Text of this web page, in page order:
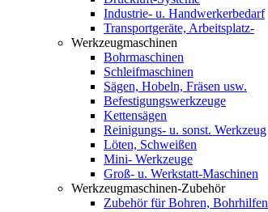
Industrie- u. Handwerkerbedarf
Transportgeräte, Arbeitsplatz-
Werkzeugmaschinen
Bohrmaschinen
Schleifmaschinen
Sägen, Hobeln, Fräsen usw.
Befestigungswerkzeuge
Kettensägen
Reinigungs- u. sonst. Werkzeug
Löten, Schweißen
Mini- Werkzeuge
Groß- u. Werkstatt-Maschinen
Werkzeugmaschinen-Zubehör
Zubehör für Bohren, Bohrhilfen